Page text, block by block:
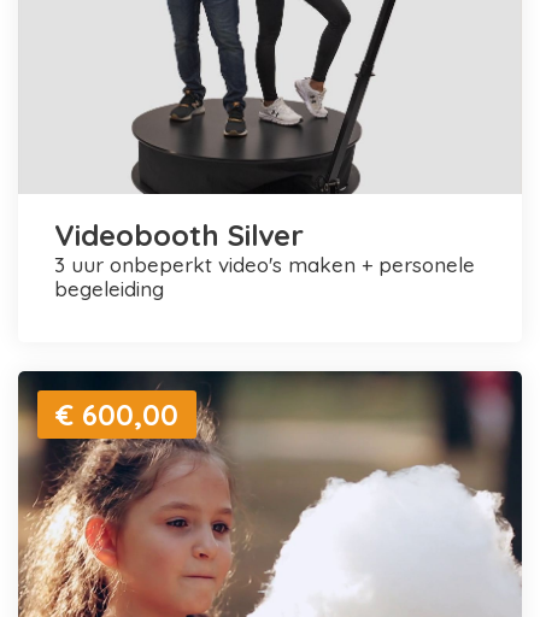
Videobooth Silver
3 uur onbeperkt video's maken + personele
begeleiding
€ 600,00